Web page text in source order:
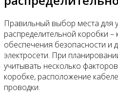
Правильный выбор места для
распределительной коробки
обеспечения безопасности и
электросети. При
учитывать несколько
коробке, расположение
проводки.